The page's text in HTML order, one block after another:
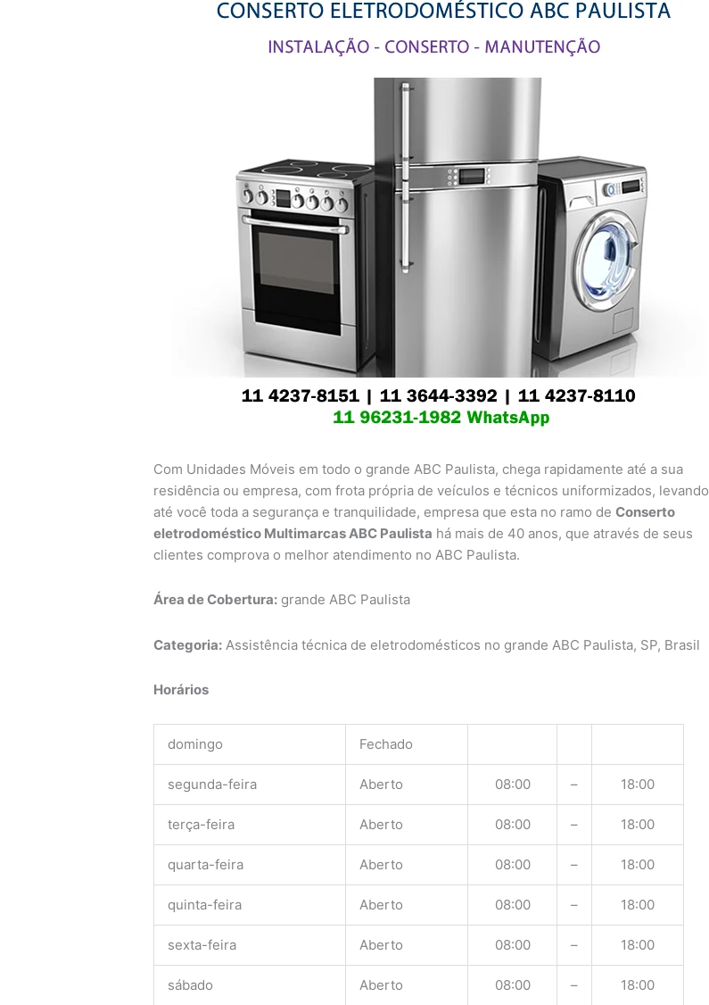
Com Unidades Móveis em todo o grande ABC Paulista, chega rapidamente até a sua
residência ou empresa, com frota própria de veículos e técnicos uniformizados, levando
até você toda a segurança e tranquilidade, empresa que esta no ramo deConserto
eletrodoméstico Multimarcas ABC Paulista há mais de 40 anos, que através de seus
clientes comprova o melhor atendimento no ABC Paulista.
Área de Cobertura: grande ABC Paulista
Categoria: Assistência técnica de eletrodomésticos no grande ABC Paulista, SP, Brasil
Horários
domingo Fechado
segunda-feira Aberto 08:00 – 18:00
terça-feira Aberto 08:00 – 18:00
quarta-feira Aberto 08:00 – 18:00
quinta-feira Aberto 08:00 – 18:00
sexta-feira Aberto 08:00 – 18:00
sábado Aberto 08:00 – 18:00